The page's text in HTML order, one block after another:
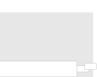
Close